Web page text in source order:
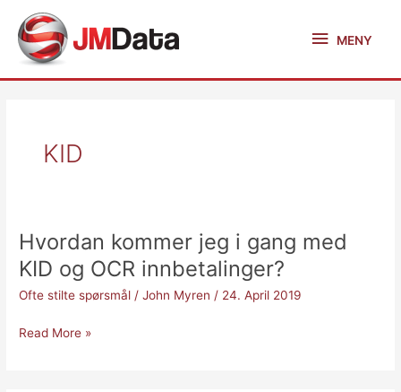
content
MENY
KID
Hvordan kommer jeg i gang med
KID og OCR innbetalinger?
Ofte stilte spørsmål /John Myren / 24. April 2019
Hvordan
kommer
jeg
i
med
Read More »